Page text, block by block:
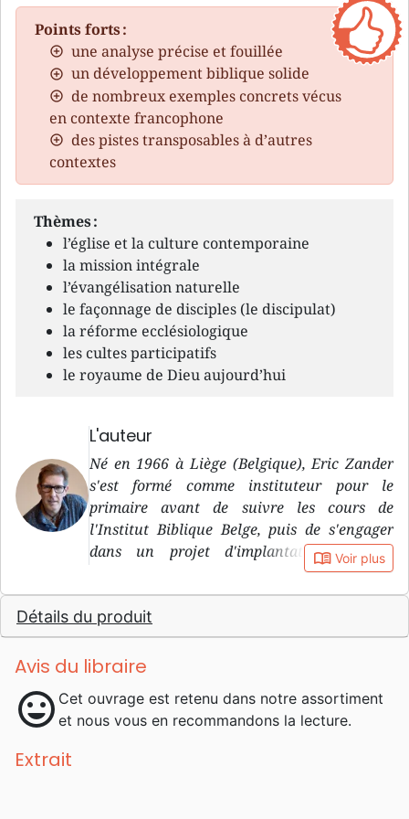
Points forts :
une analyse précise et fouillée
un développement biblique solide
de nombreux exemples concrets vécus
en contexte francophone
des pistes transposables à d’autres
contextes
Thèmes :
l’église et la culture contemporaine
la mission intégrale
l’évangélisation naturelle
le façonnage de disciples (le discipulat)
la réforme ecclésiologique
les cultes participatifs
le royaume de Dieu aujourd’hui
L'auteur
Né en 1966 à Liège (Belgique), Eric Zander
s'est formé comme instituteur pour le
primaire avant de suivre les cours de
l'Institut Biblique Belge, puis de s'engager
dans un projet d'implantation d'église.
Appelé à la direction des ministères
francophones de la Mission Evangélique
Belge et une sérieuse crise identitaire, il a
quitté toutes ses responsabilités pour
repartir à zéro à la (re)découverte d'une
mais qui soit aussi pertinente pour
aujourd'hui. Il a repris les études pour un
book_open Voir plus
Détails du produit
Avis du libraire
mood Cet ouvrage est retenu dans notre assortiment
et nous vous en recommandons la lecture.
Extrait